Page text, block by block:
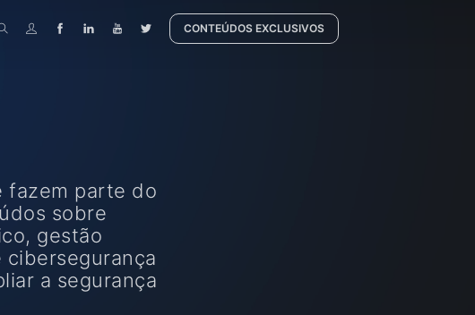
CONTEÚDOS EXCLUSIVOS
fazem parte do
sobre
gestão
cibersegurança
a segurança